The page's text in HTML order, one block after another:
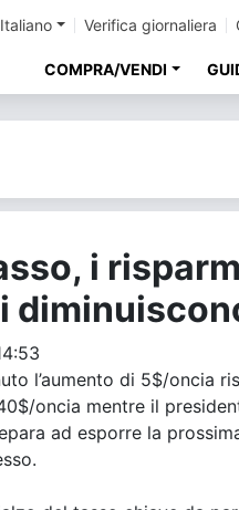
Italiano Verifica giornaliera
COMPRA/VENDI
i
l’aumento di 5$/oncia
oncia mentre il
ad esporre la